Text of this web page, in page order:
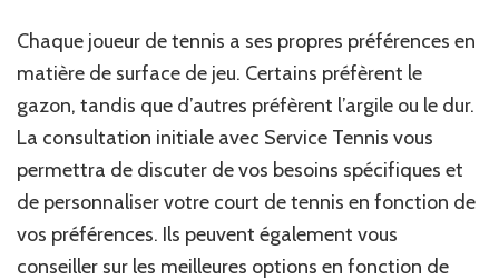
Chaque joueur de tennis a ses propres préférences en
matière de surface de jeu. Certains préfèrent le
gazon, tandis que d’autres préfèrent l’argile ou le dur.
La consultation initiale avec Service Tennis vous
permettra de discuter de vos besoins spécifiques et
de personnaliser votre court de tennis en fonction de
vos préférences. Ils peuvent également vous
conseiller sur les meilleures options en fonction de